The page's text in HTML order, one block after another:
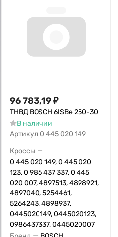
96 783,19₽
ТНВД BOSCH 6ISBe 250-30
В наличии
Артикул 0 445 020 149
Кроссы —
0 445 020 149, 0 445 020
123, 0 986 437 337, 0 445
020 007, 4897513, 4898921,
4897040, 5254461,
5264243, 4898937,
0445020149, 0445020123,
0986437337, 0445020007